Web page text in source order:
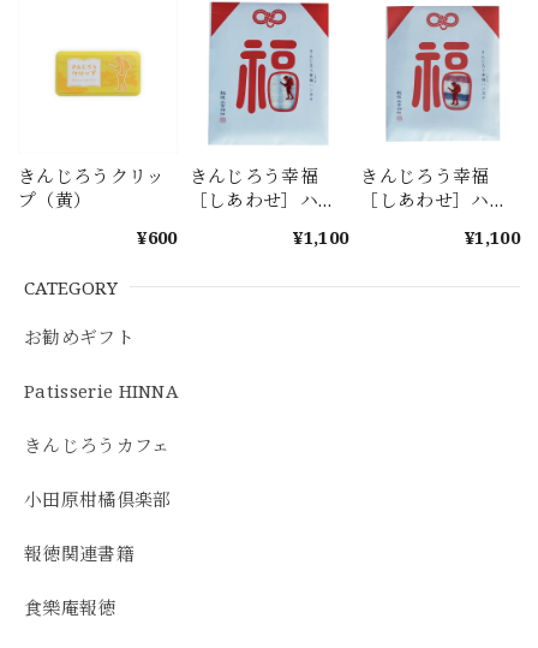
CATEGORY
お勧めギフト
Patisserie HINNA
きんじろうカフェ
小田原柑橘倶楽部
報徳関連書籍
食樂庵報徳
きんじろうクリッ
プ（黄）
¥600
きんじろう幸福
［しあわせ］ハン
¥1,100
きんじろう幸福
［しあわせ］ハン
¥1,100